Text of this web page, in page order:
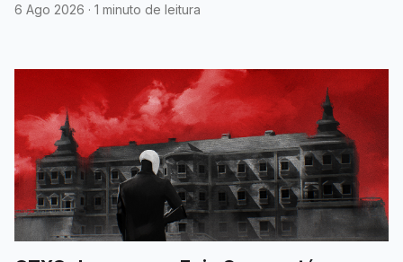
6 Ago 2026 · 1 minuto de leitura